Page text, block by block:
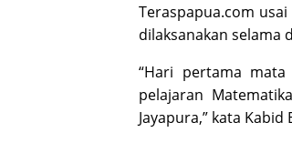
Teraspapua.com
dilaksanakan selama
“Hari pertama
pelajaran
Jayapura,” kata